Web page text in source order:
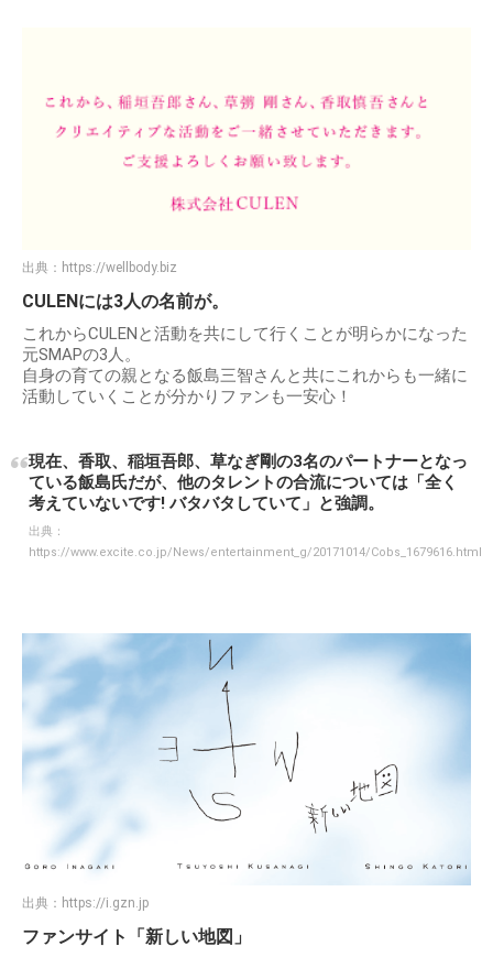
出典： https://wellbody.biz
CULENには3人の名前が。
これからCULENと活動を共にして行くことが明らかになった
元SMAPの3人。
自身の育ての親となる飯島三智さんと共にこれからも一緒に
活動していくことが分かりファンも一安心！
現在、香取、稲垣吾郎、草なぎ剛の3名のパートナーとなっ
ている飯島氏だが、他のタレントの合流については「全く
考えていないです! バタバタしていて」と強調。
出典：
https://www.excite.co.jp/News/entertainment_g/20171014/Cobs_1679616.html
出典： https://i.gzn.jp
ファンサイト「新しい地図」